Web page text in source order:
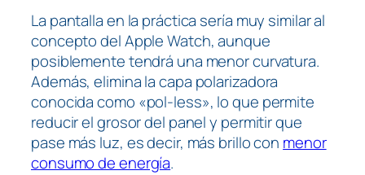
La pantalla en la práctica sería muy similar al
concepto del Apple Watch, aunque
posiblemente tendrá una menor curvatura.
Además, elimina la capa polarizadora
conocida como «pol-less», lo que permite
reducir el grosor del panel y permitir que
pase más luz, es decir, más brillo con menor
consumo de energía.